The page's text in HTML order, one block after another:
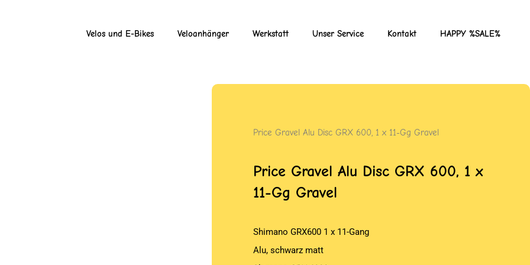
Velos und E-Bikes Veloanhänger Werkstatt Unser Service Kontakt HAPPY %SALE%
Price Gravel Alu Disc GRX 600, 1 x 11-Gg Gravel
Price Gravel Alu Disc GRX 600, 1 x
11-Gg Gravel
Shimano GRX600 1 x 11-Gang
Alu, schwarz matt